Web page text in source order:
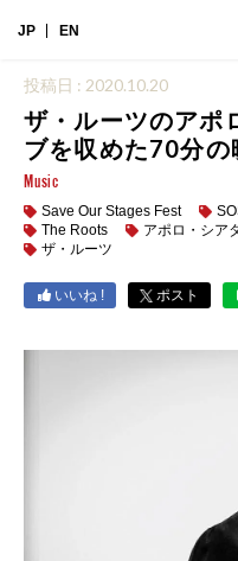
JP EN
投稿日 : 2020.10.20
ザ・ルーツのアポ
ブを収めた70分の
Music
Save Our Stages Fest
The Roots
アポロ・シア
ザ・ルーツ
いいね ! ポスト